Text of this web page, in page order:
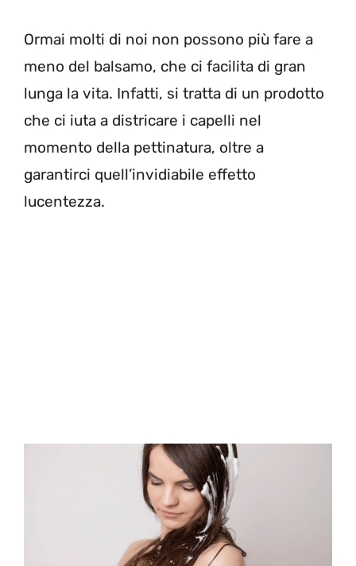
Ormai molti di noi non possono più fare a
meno del balsamo, che ci facilita di gran
lunga la vita. Infatti, si tratta di un prodotto
che ci iuta a districare i capelli nel
momento della pettinatura, oltre a
garantirci quell’invidiabile effetto
lucentezza.